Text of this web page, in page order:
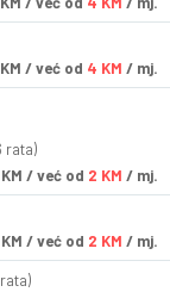
KM / već od 4 KM / mj.
rata)
KM / već od 2 KM / mj.
KM / već od 2 KM / mj.